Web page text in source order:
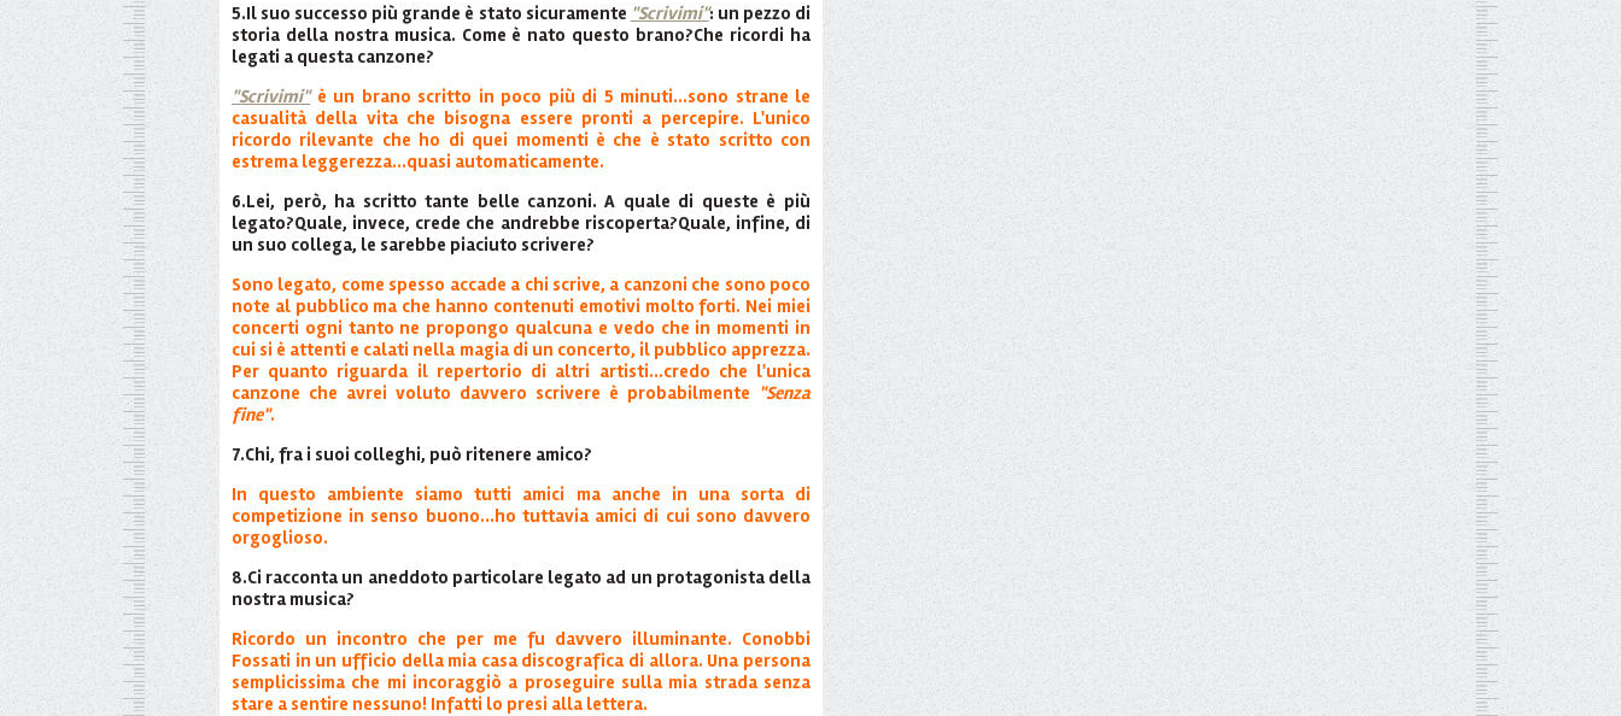
5.Il suo successo più grande è stato sicuramente "Scrivimi": un pezzo di
storia della nostra musica. Come è nato questo brano?Che ricordi ha
legati a questa canzone?
"Scrivimi"è un brano scritto in poco più di 5 minuti...sono strane le
casualità della vita che bisogna essere pronti a percepire. L'unico
ricordo rilevante che ho di quei momenti è che è stato scritto con
estrema leggerezza...quasi automaticamente.
6.Lei, però, ha scritto tante belle canzoni. A quale di queste è più
legato?Quale, invece, crede che andrebbe riscoperta?Quale, infine, di
un suo collega, le sarebbe piaciuto scrivere?
Sono legato, come spesso accade a chi scrive, a canzoni che sono poco
note al pubblico ma che hanno contenuti emotivi molto forti. Nei miei
concerti ogni tanto ne propongo qualcuna e vedo che in momenti in
cui si è attenti e calati nella magia di un concerto, il pubblico apprezza.
Per quanto riguarda il repertorio di altri artisti...credo che l'unica
canzone che avrei voluto davvero scrivere è probabilmente "Senza
fine".
7.Chi, fra i suoi colleghi, può ritenere amico?
In questo ambiente siamo tutti amici ma anche in una sorta di
competizione in senso buono...ho tuttavia amici di cui sono davvero
orgoglioso.
8.Ci racconta un aneddoto particolare legato ad un protagonista della
nostra musica?
Ricordo un incontro che per me fu davvero illuminante. Conobbi
Fossati in un ufficio della mia casa discografica di allora. Una persona
semplicissima che mi incoraggiò a proseguire sulla mia strada senza
stare a sentire nessuno! Infatti lo presi alla lettera.